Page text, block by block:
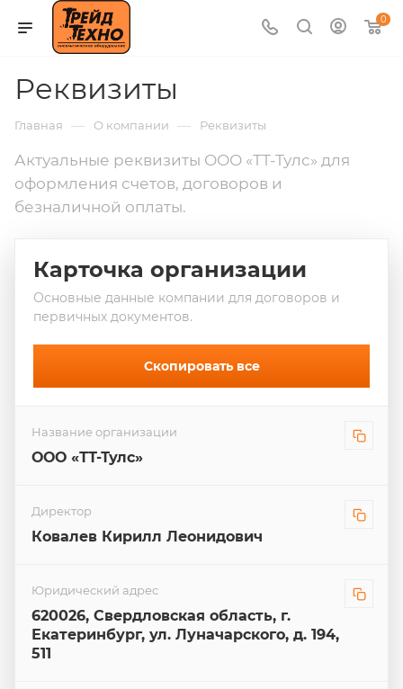
0
Реквизиты
Главная — О компании — Реквизиты
Актуальные реквизиты ООО «ТТ-Тулс» для
оформления счетов, договоров и
безналичной оплаты.
Карточка организации
Основные данные компании для договоров и
первичных документов.
Скопировать все
Название организации
ООО «ТТ-Тулс»
Директор
Ковалев Кирилл Леонидович
Юридический адрес
620026, Свердловская область, г.
Екатеринбург, ул. Луначарского, д. 194,
511